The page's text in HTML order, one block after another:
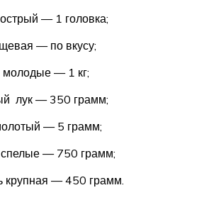
— 1 головка;
— по вкусу;
молодые — 1 кг;
лук — 350 грамм;
— 5 грамм;
— 750 грамм;
крупная — 450 грамм.